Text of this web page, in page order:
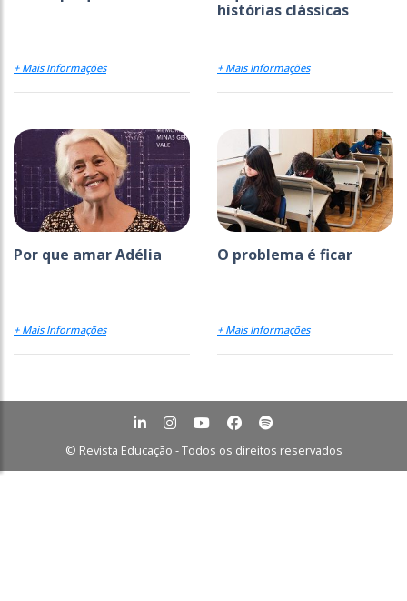
+ Mais Informações
histórias clássicas
+ Mais Informações
Por que amar Adélia
+ Mais Informações
O problema é ficar
+ Mais Informações
© Revista Educação - Todos os direitos reservados